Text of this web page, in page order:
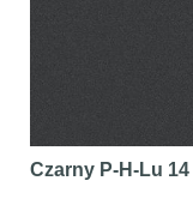
Czarny P-H-Lu 14